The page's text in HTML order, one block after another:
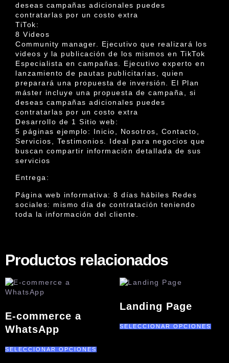
deseas campañas adicionales puedes
contratarlas por un costo extra
TiTok:
8 Videos
Community manager. Ejecutivo que realizará los
videos y la publicación de los mismos en TikTok
Especialista en campañas. Ejecutivo experto en
lanzamiento de pautas publicitarias, quien
preparará una propuesta de inversión. El Plan
máster incluye una propuesta de campaña, si
deseas campañas adicionales puedes
contratarlas por un costo extra
Desarrollo de 1 Sitio web:
5 páginas ejemplo: Inicio, Nosotros, Contacto,
Servicios, Testimonios. Ideal para negocios que
buscan compartir información detallada de sus
servicios
Entrega:
Página web informativa: 8 días hábiles Redes
sociales: mismo día de contratación teniendo
toda la información del cliente.
Productos relacionados
E-commerce a
WhatsApp
SELECCIONAR OPCIONES
Landing Page
SELECCIONAR OPCIONES